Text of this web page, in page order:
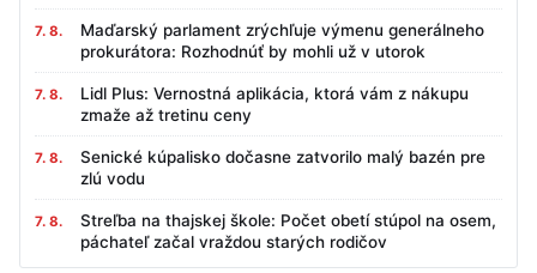
7. 8.
Maďarský parlament zrýchľuje výmenu generálneho
prokurátora: Rozhodnúť by mohli už v utorok
7. 8.
Lidl Plus: Vernostná aplikácia, ktorá vám z nákupu
zmaže až tretinu ceny
7. 8.
Senické kúpalisko dočasne zatvorilo malý bazén pre
zlú vodu
7. 8.
Streľba na thajskej škole: Počet obetí stúpol na osem,
páchateľ začal vraždou starých rodičov